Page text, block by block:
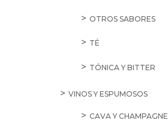
OTROS SABORES
TÉ
TÓNICA Y BITTER
VINOS Y ESPUMOSOS
CAVA Y CHAMPAGNE